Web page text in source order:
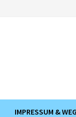
IMPRESSUM &